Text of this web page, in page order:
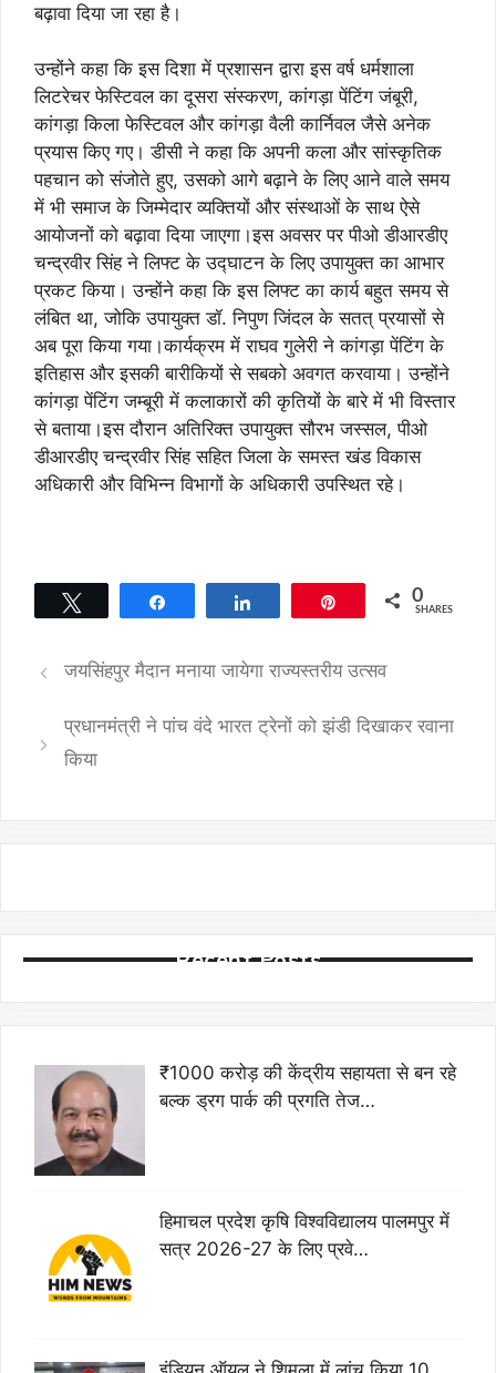
बढ़ावा दिया जा रहा है।
उन्होंने कहा कि इस दिशा में प्रशासन द्वारा इस वर्ष धर्मशाला
लिटरेचर फेस्टिवल का दूसरा संस्करण, कांगड़ा पेंटिंग जंबूरी,
कांगड़ा किला फेस्टिवल और कांगड़ा वैली कार्निवल जैसे अनेक
प्रयास किए गए। डीसी ने कहा कि अपनी कला और सांस्कृतिक
पहचान को संजोते हुए, उसको आगे बढ़ाने के लिए आने वाले समय
में भी समाज के जिम्मेदार व्यक्तियों और संस्थाओं के साथ ऐसे
आयोजनों को बढ़ावा दिया जाएगा।इस अवसर पर पीओ डीआरडीए
चन्द्रवीर सिंह ने लिफ्ट के उद्घाटन के लिए उपायुक्त का आभार
प्रकट किया। उन्होंने कहा कि इस लिफ्ट का कार्य बहुत समय से
लंबित था, जोकि उपायुक्त डॉ. निपुण जिंदल के सतत् प्रयासों से
अब पूरा किया गया।कार्यक्रम में राघव गुलेरी ने कांगड़ा पेंटिंग के
इतिहास और इसकी बारीकियों से सबको अवगत करवाया। उन्होंने
कांगड़ा पेंटिंग जम्बूरी में कलाकारों की कृतियों के बारे में भी विस्तार
से बताया।इस दौरान अतिरिक्त उपायुक्त सौरभ जस्सल, पीओ
डीआरडीए चन्द्रवीर सिंह सहित जिला के समस्त खंड विकास
अधिकारी और विभिन्न विभागों के अधिकारी उपस्थित रहे।
0
SHARES
जयसिंहपुर मैदान मनाया जायेगा राज्यस्तरीय उत्सव
प्रधानमंत्री ने पांच वंदे भारत ट्रेनों को झंडी दिखाकर रवाना
किया
Recent Posts
₹1000 करोड़ की केंद्रीय सहायता से बन रहे
बल्क ड्रग पार्क की प्रगति तेज…
हिमाचल प्रदेश कृषि विश्वविद्यालय पालमपुर में
सत्र 2026-27 के लिए प्रवे…